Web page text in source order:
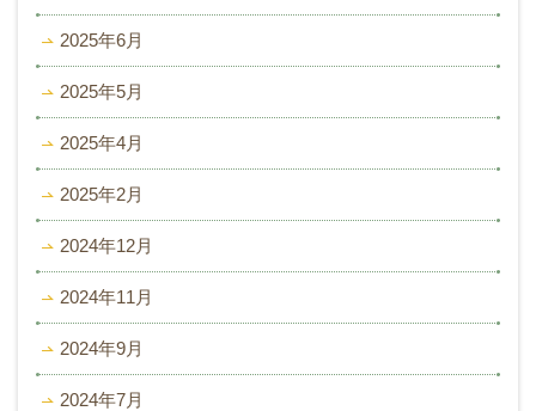
2025年6月
2025年5月
2025年4月
2025年2月
2024年12月
2024年11月
2024年9月
2024年7月